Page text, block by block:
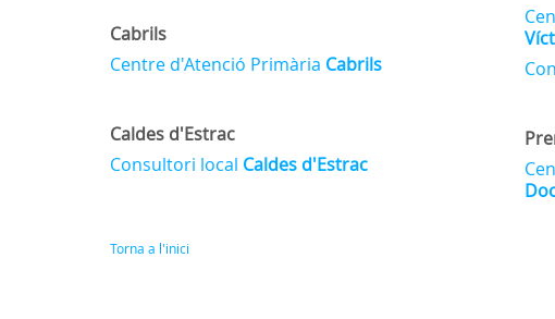
Cabrils
Centre d'Atenció Primària Cabrils
Caldes d'Estrac
Consultori local Caldes d'Estrac
Torna a l'inici